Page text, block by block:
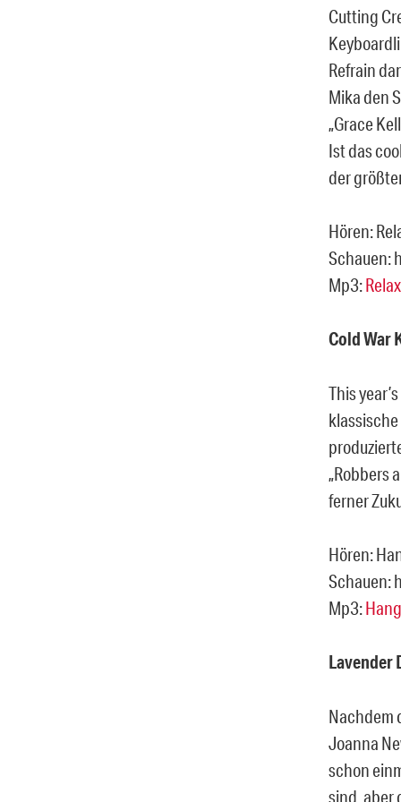
Cutting
Refrain
Mika den
„Grace
Ist das
der
Hören:
Schauen:
Mp3:
Cold War
This
„Robbers
ferner
Hören:
Schauen:
Mp3:
Lavender
Nachdem
Joanna
schon
sind, aber